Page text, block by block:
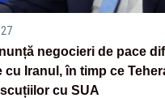
negocieri de pace
cu Iranul, în timp ce
cu SUA